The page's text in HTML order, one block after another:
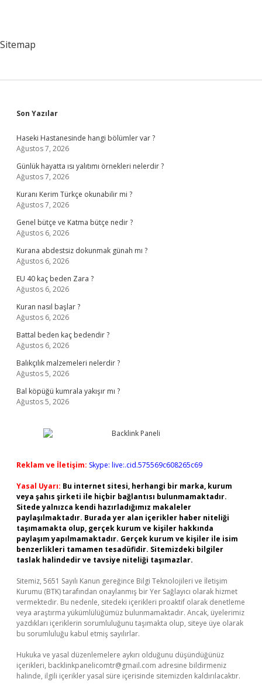
Sitemap
Sidebar
Son Yazılar
Haseki Hastanesinde hangi bölümler var ?
Ağustos 7, 2026
Günlük hayatta ısı yalıtımı örnekleri nelerdir ?
Ağustos 7, 2026
Kuranı Kerim Türkçe okunabilir mi ?
Ağustos 7, 2026
Genel bütçe ve Katma bütçe nedir ?
Ağustos 6, 2026
Kurana abdestsiz dokunmak günah mı ?
Ağustos 6, 2026
EU 40 kaç beden Zara ?
Ağustos 6, 2026
Kuran nasıl başlar ?
Ağustos 6, 2026
Battal beden kaç bedendir ?
Ağustos 6, 2026
Balıkçılık malzemeleri nelerdir ?
Ağustos 5, 2026
Bal köpüğü kumrala yakışır mı ?
Ağustos 5, 2026
Reklam ve İletişim: Skype: live:.cid.575569c608265c69
Yasal Uyarı: Bu internet sitesi, herhangi bir marka, kurum
veya şahıs şirketi ile hiçbir bağlantısı bulunmamaktadır.
Sitede yalnızca kendi hazırladığımız makaleler
paylaşılmaktadır. Burada yer alan içerikler haber niteliği
taşımamakta olup, gerçek kurum ve kişiler hakkında
paylaşım yapılmamaktadır. Gerçek kurum ve kişiler ile isim
benzerlikleri tamamen tesadüfidir. Sitemizdeki bilgiler
taslak halindedir ve tavsiye niteliği taşımazlar.
Sitemiz, 5651 Sayılı Kanun gereğince Bilgi Teknolojileri ve İletişim
Kurumu (BTK) tarafından onaylanmış bir Yer Sağlayıcı olarak hizmet
vermektedir. Bu nedenle, sitedeki içerikleri proaktif olarak denetleme
veya araştırma yükümlülüğümüz bulunmamaktadır. Ancak, üyelerimiz
yazdıkları içeriklerin sorumluluğunu taşımakta olup, siteye üye olarak
bu sorumluluğu kabul etmiş sayılırlar.
Hukuka ve yasal düzenlemelere aykırı olduğunu düşündüğünüz
içerikleri, backlinkpanelicomtr@gmail.com adresine bildirmeniz
halinde, ilgili içerikler yasal süre içerisinde sitemizden kaldırılacaktır.